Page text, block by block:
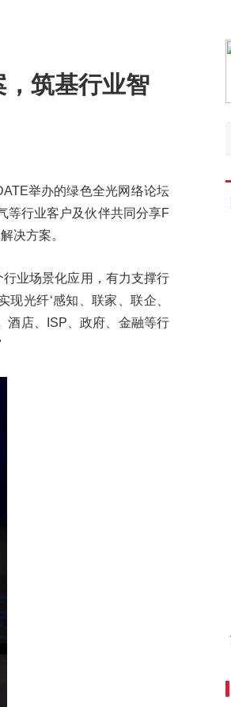
筑基行业智
举办的绿色全光网络论坛
等行业客户及伙伴共同分享F
决方案。
业场景化应用，有力支撑行
光纤‘感知、联家、联企、
酒店、ISP、政府、金融等行